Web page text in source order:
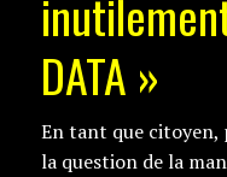
DATA »
En tant que
la question de la